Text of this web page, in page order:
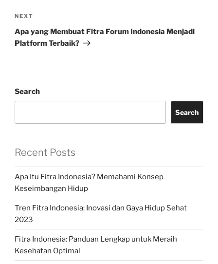
Next
Post
NEXT
Apa yang Membuat Fitra Forum Indonesia Menjadi
Platform Terbaik?
Search
Search
Recent Posts
Apa Itu Fitra Indonesia? Memahami Konsep
Keseimbangan Hidup
Tren Fitra Indonesia: Inovasi dan Gaya Hidup Sehat
2023
Fitra Indonesia: Panduan Lengkap untuk Meraih
Kesehatan Optimal